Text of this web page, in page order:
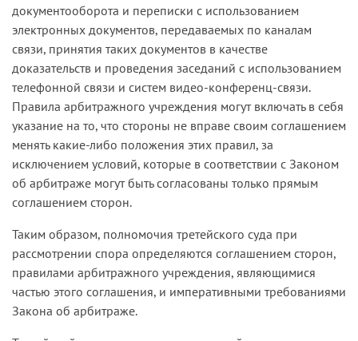
документооборота и переписки с использованием
электронных документов, передаваемых по каналам
связи, принятия таких документов в качестве
доказательств и проведения заседаний с использованием
телефонной связи и систем видео-конференц-связи.
Правила арбитражного учреждения могут включать в себя
указание на то, что стороны не вправе своим соглашением
менять какие-либо положения этих правил, за
исключением условий, которые в соответствии с Законом
об арбитраже могут быть согласованы только прямым
соглашением сторон.
Таким образом, полномочия третейского суда при
рассмотрении спора определяются соглашением сторон,
правилами арбитражного учреждения, являющимися
частью этого соглашения, и императивными требованиями
Закона об арбитраже.